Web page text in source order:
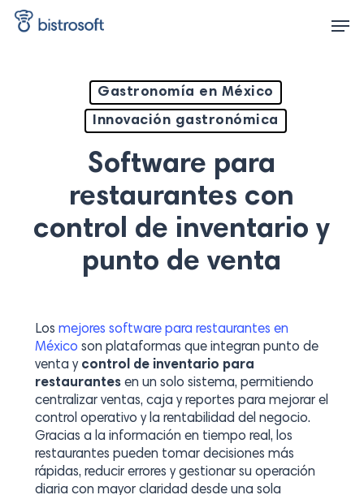
Skip
Gastronomía en México
Innovación gastronómica
Software para
restaurantes con
control de inventario y
punto de venta
Los mejores software para restaurantes en
México son plataformas que integran punto de
venta ycontrol de inventario para
restaurantesen un solo sistema, permitiendo
centralizar ventas, caja y reportes para mejorar el
control operativo y la rentabilidad del negocio.
Gracias a la información en tiempo real, los
restaurantes pueden tomar decisiones más
rápidas, reducir errores y gestionar su operación
diaria con mayor claridad desde una sola